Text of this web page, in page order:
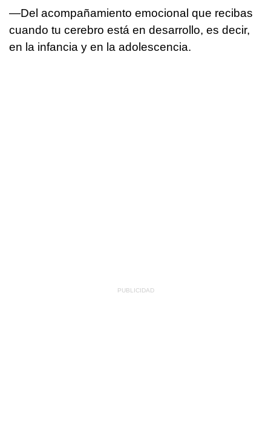
—Del acompañamiento emocional que recibas
cuando tu cerebro está en desarrollo, es decir,
en la infancia y en la adolescencia.